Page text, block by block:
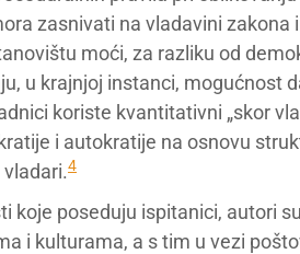
zasnivati na vladavini zakona
moći, za razliku od
u krajnjoj instanci, mogućnost
koriste kvantitativni „skor
i autokratije na osnovu
4
koje poseduju ispitanici, autori
i kulturama, a s tim u vezi